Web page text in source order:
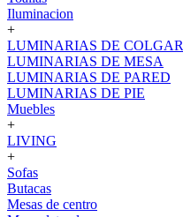
Iluminacion
+
LUMINARIAS DE COLGAR
LUMINARIAS DE MESA
LUMINARIAS DE PARED
LUMINARIAS DE PIE
Muebles
+
LIVING
+
Sofas
Butacas
Mesas de centro